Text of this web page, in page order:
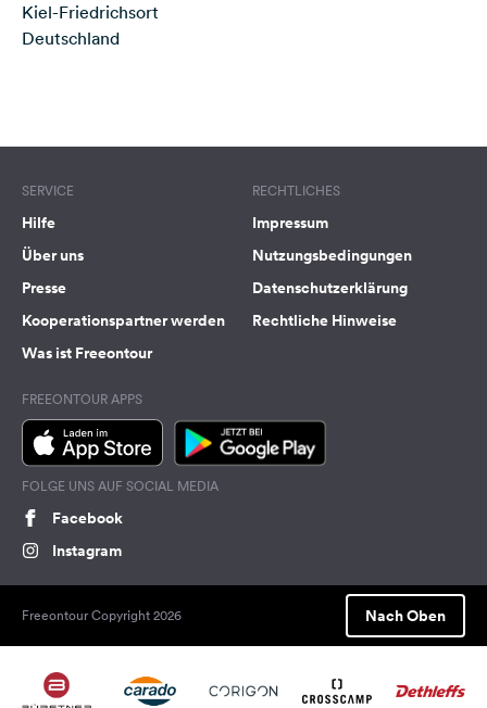
Facebook
Kiel-Friedrichsort
Deutschland
SERVICE
Hilfe
Über uns
Presse
Kooperationspartner werden
Was ist Freeontour
RECHTLICHES
Impressum
Nutzungsbedingungen
Datenschutzerklärung
Rechtliche Hinweise
FREEONTOUR APPS
FOLGE UNS AUF SOCIAL MEDIA
Facebook
Instagram
Freeontour Copyright 2026 Nach Oben